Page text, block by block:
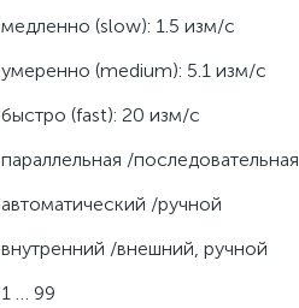
медленно (slow): 1.5 изм/с
умеренно (medium): 5.1 изм/с
быстро (fast): 20 изм/с
параллельная /последовательная
автоматический /ручной
внутренний /внешний, ручной
1 … 99